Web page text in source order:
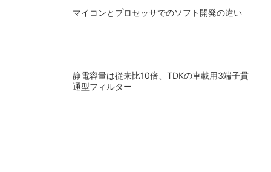
マイコンとプロセッサでのソフト開発の違い
静電容量は従来比10倍、TDKの車載用3端子貫
通型フィルター